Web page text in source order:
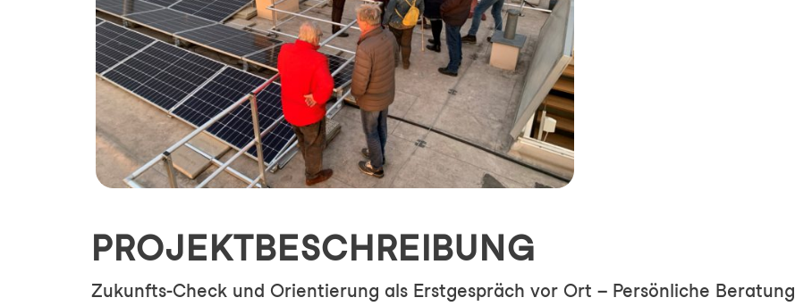
PROJEKTBESCHREIBUNG
Zukunfts-Check und Orientierung als Erstgespräch vor Ort – Persönliche Beratung